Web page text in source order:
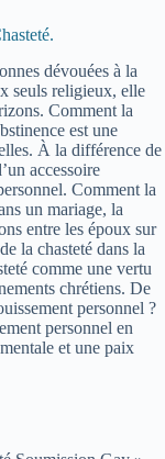
dévouées à la
seuls religieux, elle
Comment la
est une
À la différence de
accessoire
Comment la
un mariage, la
entre les époux sur
la chasteté dans la
comme une vertu
chrétiens. De
personnel ?
personnel en
et une paix